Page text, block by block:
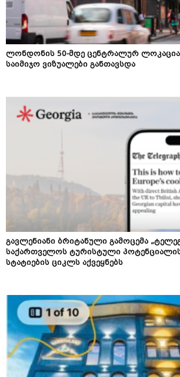
ლონდონის 50-მდე ცენტრალურ
საიმიჯო ვიზუალები განთავსდა
გავლენიანი ბრიტანული გამოცემა
საქართველოს ტურისტული პოტენციალის
სტატიების ციკლს აქვეყნებს